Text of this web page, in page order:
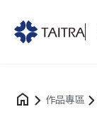
作品專區